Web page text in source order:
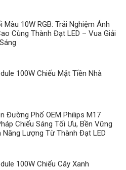
Màu 10W RGB: Trải Nghiệm Ánh
Cùng Thành Đạt LED – Vua Giải
100W Chiếu Mặt Tiền Nhà
Đường Phố OEM Philips M17
Chiếu Sáng Tối Ưu, Bền Vững
Năng Lượng Từ Thành Đạt LED
100W Chiếu Cây Xanh